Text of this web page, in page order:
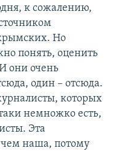
к сожалению,
Но
понять, оценить
они очень
один – отсюда.
которых
немножко есть,
Эта
наша, потому